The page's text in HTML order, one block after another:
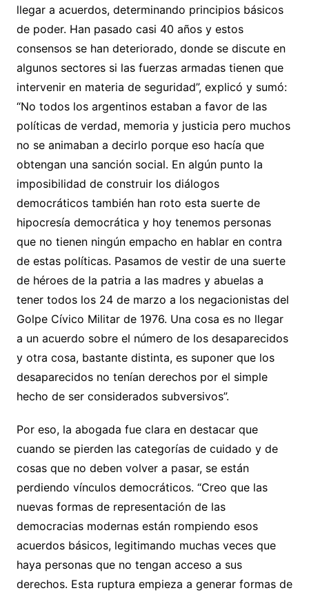
llegar a acuerdos, determinando principios básicos
de poder. Han pasado casi 40 años y estos
consensos se han deteriorado, donde se discute en
algunos sectores si las fuerzas armadas tienen que
intervenir en materia de seguridad”, explicó y sumó:
“No todos los argentinos estaban a favor de las
políticas de verdad, memoria y justicia pero muchos
no se animaban a decirlo porque eso hacía que
obtengan una sanción social. En algún punto la
imposibilidad de construir los diálogos
democráticos también han roto esta suerte de
hipocresía democrática y hoy tenemos personas
que no tienen ningún empacho en hablar en contra
de estas políticas. Pasamos de vestir de una suerte
de héroes de la patria a las madres y abuelas a
tener todos los 24 de marzo a los negacionistas del
Golpe Cívico Militar de 1976. Una cosa es no llegar
a un acuerdo sobre el número de los desaparecidos
y otra cosa, bastante distinta, es suponer que los
desaparecidos no tenían derechos por el simple
hecho de ser considerados subversivos”.
Por eso, la abogada fue clara en destacar que
cuando se pierden las categorías de cuidado y de
cosas que no deben volver a pasar, se están
perdiendo vínculos democráticos. “Creo que las
nuevas formas de representación de las
democracias modernas están rompiendo esos
acuerdos básicos, legitimando muchas veces que
haya personas que no tengan acceso a sus
derechos. Esta ruptura empieza a generar formas de